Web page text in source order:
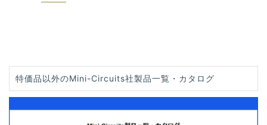
特価品以外のMini-Circuits社製品一覧・カタログ